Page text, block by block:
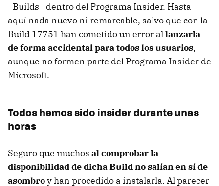
_Builds_ dentro del Programa Insider. Hasta
aquí nada nuevo ni remarcable, salvo que con la
Build 17751 han cometido un error allanzarla
de forma accidental para todos los usuarios,
aunque no formen parte del Programa Insider de
Microsoft.
Todos hemos sido insider durante unas
horas
Seguro que muchos al comprobar la
disponibilidad de dicha Build no salían en sí de
asombroy han procedido a instalarla. Al parecer